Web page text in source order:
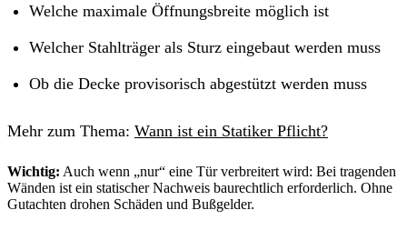
Welche maximale Öffnungsbreite möglich ist
Welcher Stahlträger als Sturz eingebaut werden muss
Ob die Decke provisorisch abgestützt werden muss
Mehr zum Thema: Wann ist ein Statiker Pflicht?
Wichtig: Auch wenn „nur“ eine Tür verbreitert wird: Bei tragenden
Wänden ist ein statischer Nachweis baurechtlich erforderlich. Ohne
Gutachten drohen Schäden und Bußgelder.